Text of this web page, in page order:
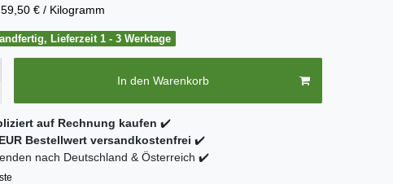
59,50 € / Kilogramm
Lieferzeit 1 - 3 Werktage
In den Warenkorb
auf Rechnung kaufen ✔️
Bestellwert versandkostenfrei ✔️
nach Deutschland & Österreich ✔️